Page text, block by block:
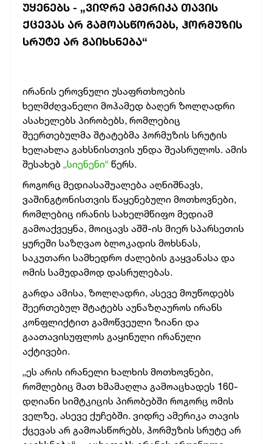
ᲣᲧᲔᲜᲔᲑᲡ - „ᲕᲘᲓᲠᲔ ᲐᲛᲔᲠᲘᲙᲐ ᲗᲐᲕᲘᲡ
ᲥᲪᲔᲕᲐᲡ ᲐᲠ ᲒᲐᲛᲝᲐᲡᲬᲝᲠᲔᲑᲡ, ᲰᲝᲠᲛᲣᲖᲘᲡ
ᲡᲠᲣᲢᲔ ᲐᲠ ᲒᲐᲘᲮᲡᲜᲔᲑᲐ“
ირანის ეროვნული უსაფრთხოების
ხელმძღვანელი მოჰამედ ბაღერ ზოლღადრი
ასახელებს პირობებს, რომლებიც
შეერთებულმა შტატებმა ჰორმუზის სრუტის
ხელახლა გახსნისთვის უნდა შეასრულოს. ამის
შესახებ „სიენენი“ წერს.
როგორც მედიასაშუალება აღნიშნავს,
ვაშინგტონისთვის წაყენებული მოთხოვნები,
რომლებიც ირანის სახელმწიფო მედიამ
გამოაქვეყნა, მოიცავს აშშ-ის მიერ სპარსეთის
ყურეში საზღვაო ბლოკადის მოხსნას,
საკუთარი სამხედრო ძალების გაყვანასა და
ომის სამუდამოდ დასრულებას.
გარდა ამისა, ზოლღადრი, ასევე მოუწოდებს
შეერთებულ შტატებს აუნაზღაუროს ირანს
კონფლიქტით გამოწვეული ზიანი და
გაათავისუფლოს გაყინული ირანული
აქტივები.
„ეს არის ირანელი ხალხის მოთხოვნები,
რომლებიც მათ ხმამაღლა გამოაცხადეს 160-
დღიანი სიმტკიცის პირობებში როგორც ომის
ველზე, ასევე ქუჩებში. ვიდრე ამერიკა თავის
ქცევას არ გამოასწორებს, ჰორმუზის სრუტე არ